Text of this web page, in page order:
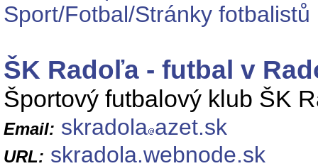
Sport/Fotbal/Stránky fotbalistů
ŠK Radoľa - futbal v
Športový futbalový klub ŠK
Email: skradola azet.sk
URL: skradola.webnode.sk